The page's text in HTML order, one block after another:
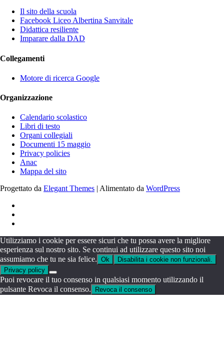
Il sito della scuola
Facebook Liceo Albertina Sanvitale
Didattica resiliente
Imparare dalla DAD
Collegamenti
Motore di ricerca Google
Organizzazione
Calendario scolastico
Libri di testo
Organi collegiali
Documenti 15 maggio
Privacy policies
Anac
Mappa del sito
Progettato da Elegant Themes | Alimentato da WordPress
Utilizziamo i cookie per essere sicuri che tu possa avere la migliore
esperienza sul nostro sito. Se continui ad utilizzare questo sito noi
assumiamo che tu ne sia felice. Ok
Disabilita i cookie non funzionali.
Privacy policy
Puoi revocare il tuo consenso in qualsiasi momento utilizzando il
pulsante Revoca il consenso.
Revoca il consenso